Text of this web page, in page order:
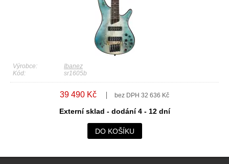
Výrobce:
Ibanez
Kód:
sr1605b
39 490 Kč bez DPH 32 636 Kč
Externí sklad - dodání 4 - 12 dní
DO KOŠÍKU